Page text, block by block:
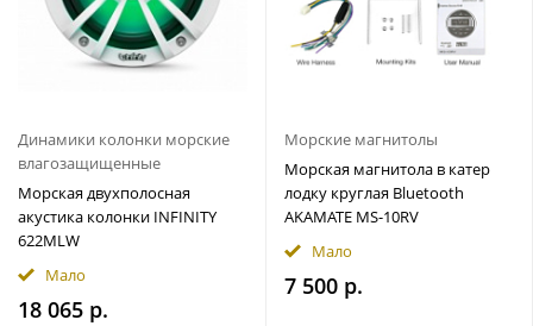
Динамики колонки морские
влагозащищенные
Морская двухполосная
акустика колонки INFINITY
622MLW
Мало
18 065 р.
Морские магнитолы
Морская магнитола в катер
лодку круглая Bluetooth
AKAMATE MS-10RV
Мало
7 500 р.